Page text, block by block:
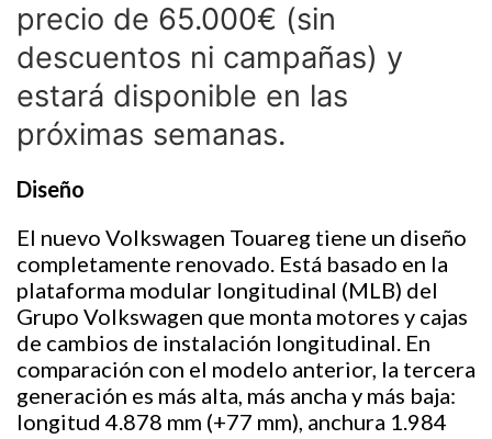
precio de 65.000€ (sin
descuentos ni campañas) y
estará disponible en las
próximas semanas.
Diseño
El nuevo Volkswagen Touareg tiene un diseño
completamente renovado. Está basado en la
plataforma modular longitudinal (MLB) del
Grupo Volkswagen que monta motores y cajas
de cambios de instalación longitudinal. En
comparación con el modelo anterior, la tercera
generación es más alta, más ancha y más baja:
longitud 4.878 mm (+77 mm), anchura 1.984